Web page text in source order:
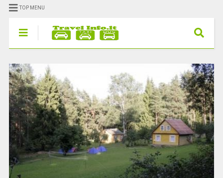
TOP MENU